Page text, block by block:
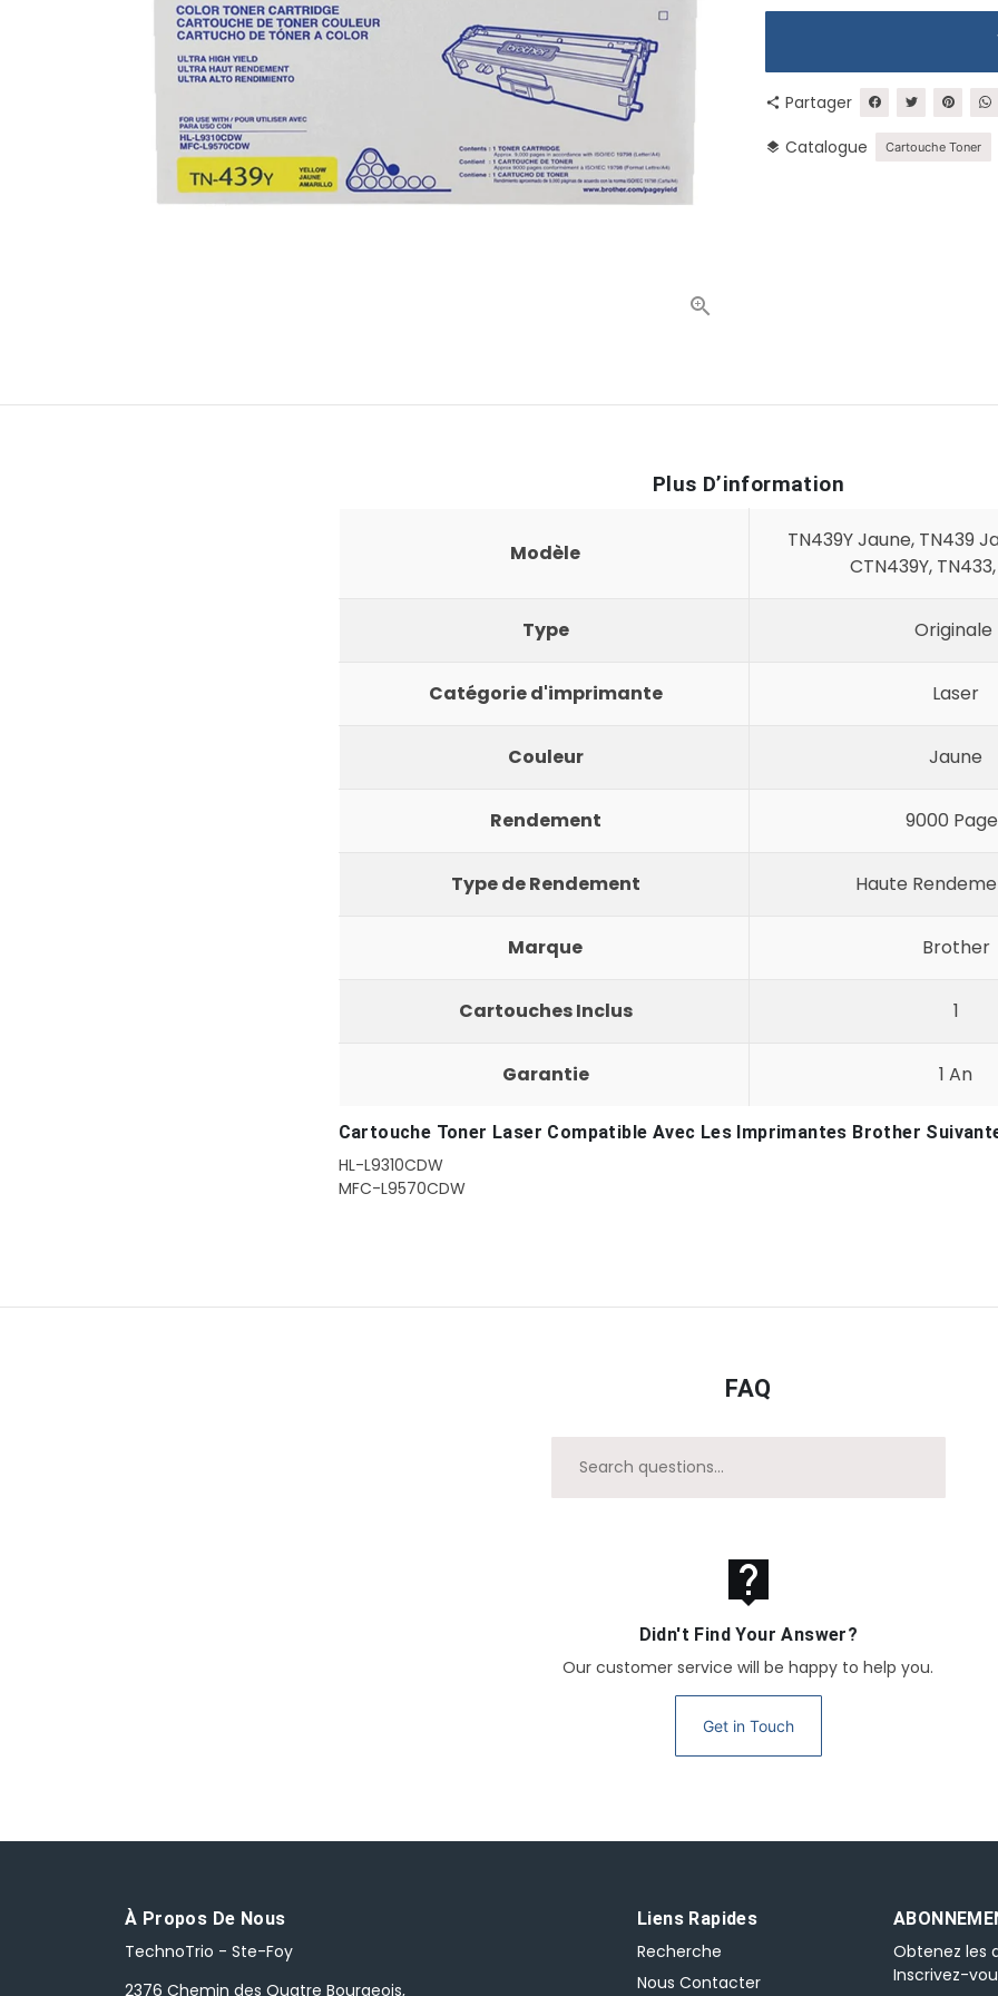
share Partager
layers Catalogue Cartouche Toner
Plus D’information
Modèle
TN439Y Jaune, TN439
CTN439Y,
Type Originale
Catégorie d'imprimante Laser
Couleur Jaune
Rendement 9000
Type de Rendement Haute
Marque Brother
Cartouches Inclus 1
Garantie 1 An
Cartouche Toner Laser Compatible Avec Les Imprimantes Brother
HL-L9310CDW
MFC-L9570CDW
FAQ
live_help
Didn't Find Your Answer?
Our customer service will be happy to help you.
Get in Touch
À Propos De Nous
TechnoTrio - Ste-Foy
2376 Chemin des Quatre Bourgeois,
Liens Rapides
Recherche
Nous Contacter
Obtenez les
Inscrivez-